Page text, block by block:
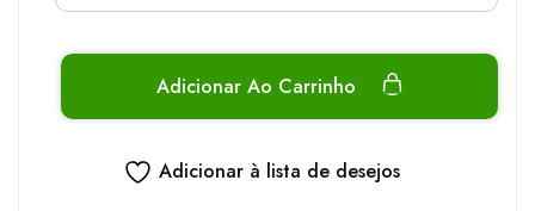
Adicionar Ao Carrinho
Adicionar à lista de desejos